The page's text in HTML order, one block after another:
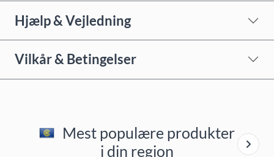
Hjælp & Vejledning
Vilkår & Betingelser
Mest populære produkter
i din region